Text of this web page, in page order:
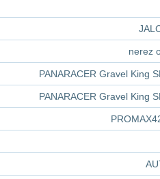
nerez
PANARACER Gravel King
PANARACER Gravel King